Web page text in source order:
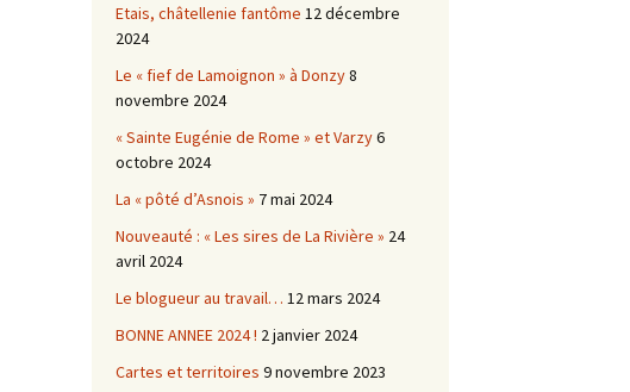
Etais, châtellenie fantôme 12 décembre
2024
Le « fief de Lamoignon » à Donzy8
novembre 2024
« Sainte Eugénie de Rome » et Varzy6
octobre 2024
La « pôté d’Asnois » 7 mai 2024
Nouveauté : « Les sires de La Rivière » 24
avril 2024
Le blogueur au travail… 12 mars 2024
BONNE ANNEE 2024 ! 2 janvier 2024
Cartes et territoires 9 novembre 2023